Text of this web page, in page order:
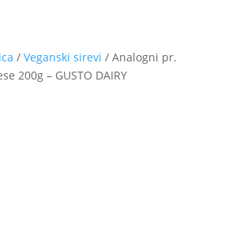
/ Veganski sirevi / Analogni pr.
200g – GUSTO DAIRY